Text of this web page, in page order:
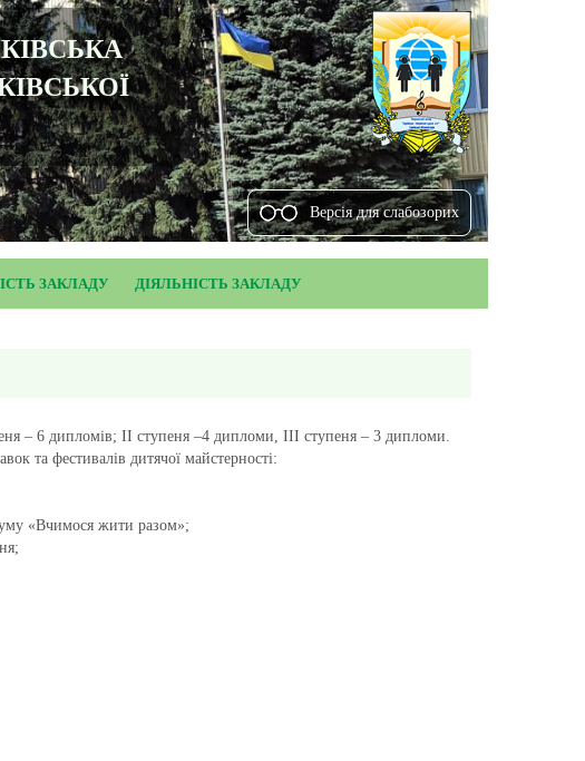
Версiя для слабозорих
ЗАКЛАДУ ДІЯЛЬНІСТЬ ЗАКЛАДУ
– 6 дипломів; ІІ ступеня –4 дипломи, ІІІ ступеня – 3 дипломи.
та фестивалів дитячої майстерності:
«Вчимося жити разом»;